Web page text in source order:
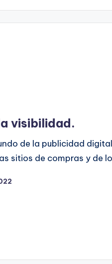
visibilidad.
de la publicidad
sitios de compras y de